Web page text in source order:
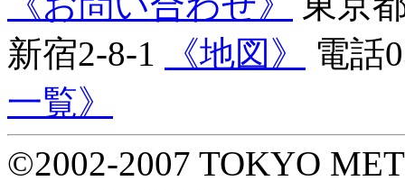
新宿2-8-1
《地図》
電話
一覧》
©2002-2007 TOKYO